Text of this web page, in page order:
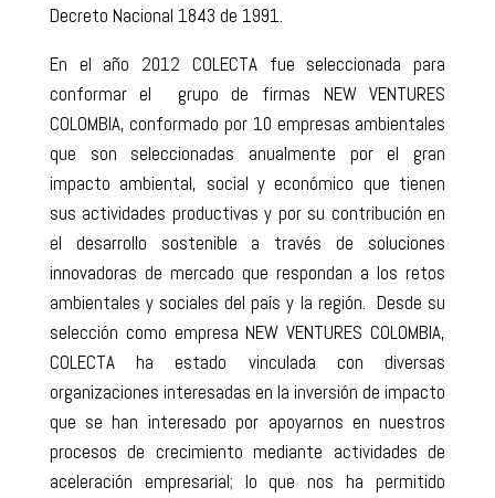
Decreto Nacional 1843 de 1991.
En el año 2012 COLECTA fue seleccionada para
conformar el grupo de firmas NEW VENTURES
COLOMBIA, conformado por 10 empresas ambientales
que son seleccionadas anualmente por el gran
impacto ambiental, social y económico que tienen
sus actividades productivas y por su contribución en
el desarrollo sostenible a través de soluciones
innovadoras de mercado que respondan a los retos
ambientales y sociales del país y la región. Desde su
selección como empresa NEW VENTURES COLOMBIA,
COLECTA ha estado vinculada con diversas
organizaciones interesadas en la inversión de impacto
que se han interesado por apoyarnos en nuestros
procesos de crecimiento mediante actividades de
aceleración empresarial; lo que nos ha permitido